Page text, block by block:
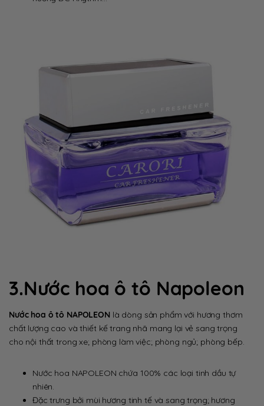
3.Nước hoa ô tô Napoleon
Nước hoa ô tô NAPOLEONlà dòng sản phẩm với hương thơm
chất lượng cao và thiết kế trang nhã mang lại vẻ sang trọng
cho nội thất trong xe; phòng làm việc; phòng ngủ; phòng bếp.
Nước hoa NAPOLEON chứa 100% các loại tinh dầu tự
nhiên.
Đặc trưng bởi mùi hương tinh tế và sang trọng; hương